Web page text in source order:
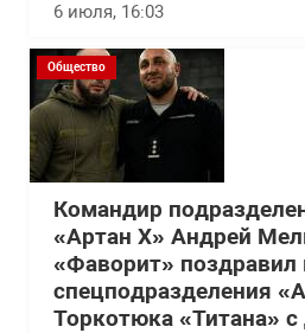
6 июля, 16:03
Общество
Командир
«Артан Х» Андрей
«Фаворит» поздравил
спецподразделения
Торкотюка «Титана»